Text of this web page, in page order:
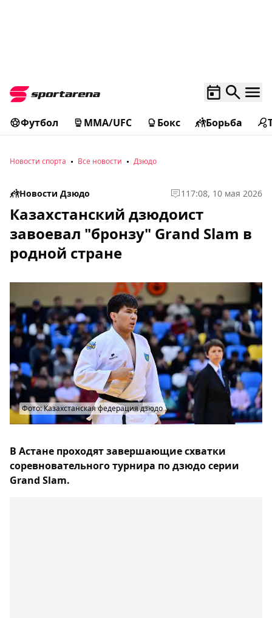
Футбол MMA/UFC Бокс Борьба
Новости спорта Все новости Дзюдо
Новости Дзюдо 1 17:08, 10 мая 2026
Казахстанский дзюдоист
завоевал "бронзу" Grand Slam в
родной стране
Фото: Казахстанская федерация дзюдо
В Астане проходят завершающие схватки
соревновательного турнира по дзюдо серии
Grand Slam.